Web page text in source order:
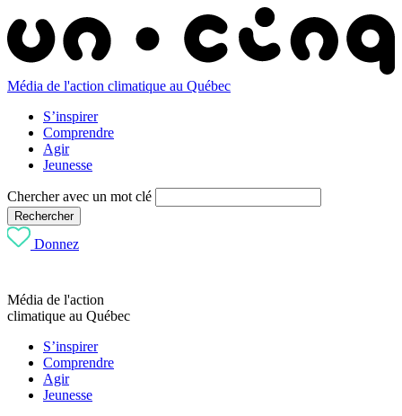
Média de l'action climatique au Québec
S’inspirer
Comprendre
Agir
Jeunesse
Chercher avec un mot clé
Rechercher
Donnez
Média de l'action
climatique au Québec
S’inspirer
Comprendre
Agir
Jeunesse